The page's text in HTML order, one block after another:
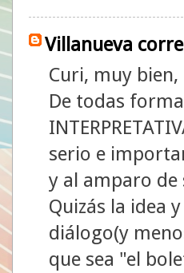
Villanueva corre
Curi, muy
De todas
serio e
y al amparo de
Quizás la idea
diálogo(y
que sea "el